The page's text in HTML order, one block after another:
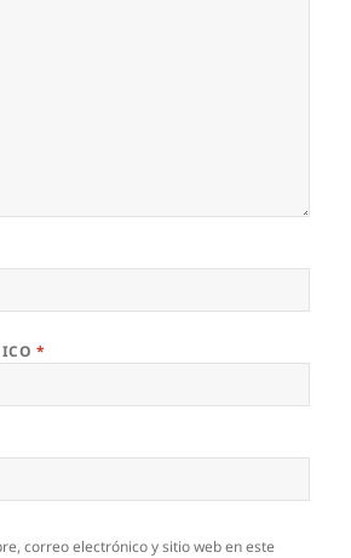
*
correo electrónico y sitio web en este